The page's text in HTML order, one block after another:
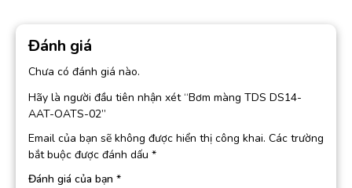
Đánh giá
Chưa có đánh giá nào.
Hãy là người đầu tiên nhận xét “Bơm màng TDS DS14-
AAT-OATS-02”
Email của bạn sẽ không được hiển thị công khai. Các trường
bắt buộc được đánh dấu *
Đánh giá của bạn *